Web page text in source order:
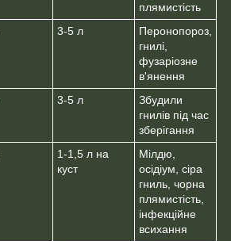
плямистість
3-5 л
Перонопороз,
гнилі,
фузаріозне
в'янення
3-5 л
Збудили
гнилів під час
зберігання
1-1,5 л на
куст
Мілдю,
осідіум, сіра
гниль, чорна
плямистість,
інфекційне
всихання